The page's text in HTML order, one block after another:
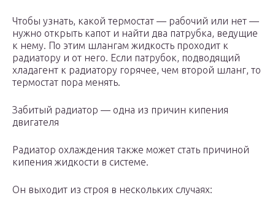
Чтобы узнать, какой термостат — рабочий или нет —
нужно открыть капот и найти два патрубка, ведущие
к нему. По этим шлангам жидкость проходит к
радиатору и от него. Если патрубок, подводящий
хладагент к радиатору горячее, чем второй шланг, то
термостат пора менять.
Забитый радиатор — одна из причин кипения
двигателя
Радиатор охлаждения также может стать причиной
кипения жидкости в системе.
Он выходит из строя в нескольких случаях: